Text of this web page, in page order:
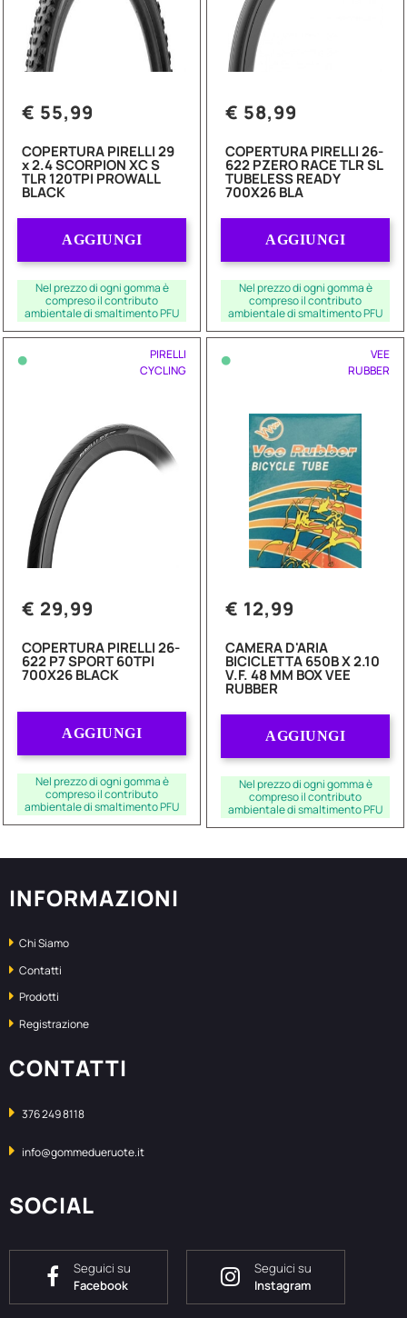
€ 55,99
COPERTURA PIRELLI 29
x 2.4 SCORPION XC S
TLR 120TPI PROWALL
BLACK
AGGIUNGI
Nel prezzo di ogni gomma è
compreso il contributo
ambientale di smaltimento PFU
€ 58,99
COPERTURA PIRELLI 26-
622 PZERO RACE TLR SL
TUBELESS READY
700X26 BLA
AGGIUNGI
Nel prezzo di ogni gomma è
compreso il contributo
ambientale di smaltimento PFU
•
PIRELLI
CYCLING
€ 29,99
COPERTURA PIRELLI 26-
622 P7 SPORT 60TPI
700X26 BLACK
AGGIUNGI
Nel prezzo di ogni gomma è
compreso il contributo
ambientale di smaltimento PFU
•
VEE
RUBBER
€ 12,99
CAMERA D'ARIA
BICICLETTA 650B X 2.10
V.F. 48 MM BOX VEE
RUBBER
AGGIUNGI
Nel prezzo di ogni gomma è
compreso il contributo
ambientale di smaltimento PFU
INFORMAZIONI
Chi Siamo
Contatti
Prodotti
Registrazione
CONTATTI
376 249 8118
info@gommedueruote.it
SOCIAL
Seguici su
Facebook
Seguici su
Instagram